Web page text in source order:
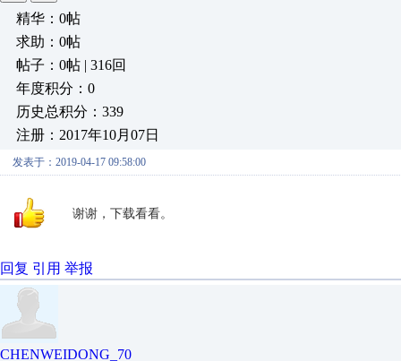
精华：0帖
求助：0帖
帖子：0帖 | 316回
年度积分：0
历史总积分：339
注册：2017年10月07日
发表于：2019-04-17 09:58:00
谢谢，下载看看。
回复 引用 举报
CHENWEIDONG_70